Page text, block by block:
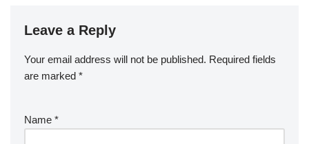
Leave a Reply
Your email address will not be published. Required fields
are marked *
Name *